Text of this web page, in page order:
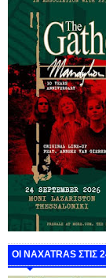
ΟΙ NAXATRAS